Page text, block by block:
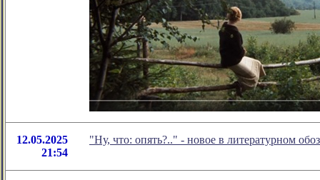
12.05.2025
21:54
"Ну, что: опять?.." - новое в литературном